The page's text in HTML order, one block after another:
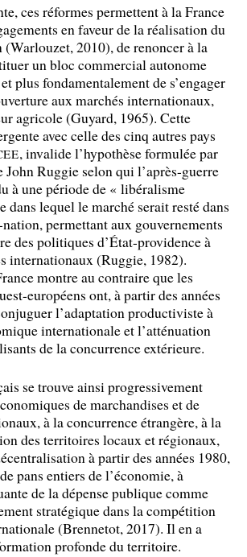
ces réformes permettent à la France
en faveur de la réalisation du
2010), de renoncer à la
un bloc commercial autonome
plus fondamentalement de s’engager
aux marchés internationaux,
agricole (Guyard, 1965). Cette
avec celle des cinq autres pays
, invalide l’hypothèse formulée par
Ruggie selon qui l’après-guerre
à une période de « libéralisme
dans lequel le marché serait resté dans
permettant aux gouvernements
des politiques d’État-providence à
internationaux (Ruggie, 1982).
montre au contraire que les
européens ont, à partir des années
l’adaptation productiviste à
internationale et l’atténuation
de la concurrence extérieure.
se trouve ainsi progressivement
de marchandises et de
à la concurrence étrangère, à la
des territoires locaux et régionaux,
à partir des années 1980,
pans entiers de l’économie, à
de la dépense publique comme
stratégique dans la compétition
(Brennetot, 2017). Il en a
profonde du territoire.